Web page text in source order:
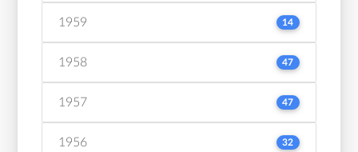
1959 14
1958 47
1957 47
1956 32